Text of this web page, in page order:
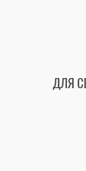
ДЛЯ